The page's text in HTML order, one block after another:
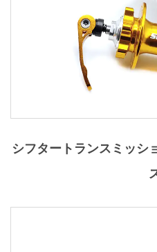
シフタートランスミッシ